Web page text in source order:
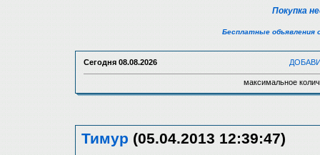
Покупка
Бесплатные объявления
Сегодня 08.08.2026
максимальное
Тимур (05.04.2013 12:39:47)